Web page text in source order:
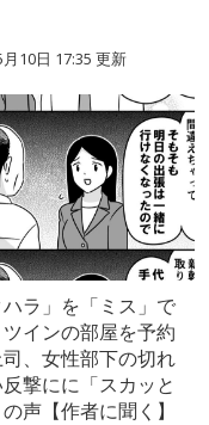
10日 17:35 更新
ハラ」を「ミス」で
インの部屋を予約
司、女性部下の切れ
撃にに「スカッと
声【作者に聞く】